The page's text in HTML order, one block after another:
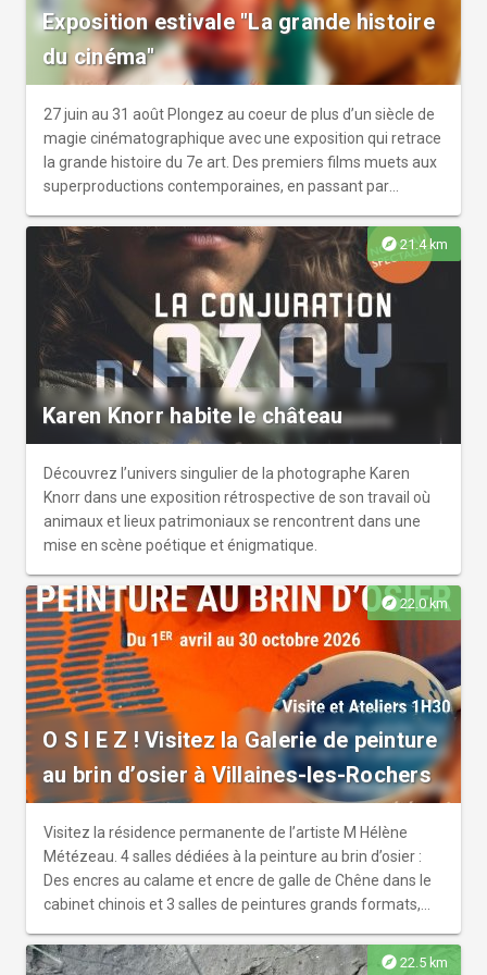
Exposition estivale "La grande histoire
du cinéma"
27 juin au 31 août Plongez au coeur de plus d’un siècle de
magie cinématographique avec une exposition qui retrace
la grande histoire du 7e art. Des premiers films muets aux
superproductions contemporaines, en passant par
révolutions techniques, cette exposition propose un
voyage fascinant à travers les époques et les styles.
Costumes, photographies rares, affiches d’époque,
extraits de films, objets emblématiques et anecdotes de
tournage dévoilent les coulisses d’un art qui n’a cessé de
se réinventer. Le boudoir Brigitte Bardot rendra un
hommage tout particulier à cette actrice légendaire. En
écho, découvrez au moulin, l'exposition photographique
consacrée à l'univers de la mode au cinéma.
explore21.4 km
Karen Knorr habite le château
Découvrez l’univers singulier de la photographe Karen
Knorr dans une exposition rétrospective de son travail où
animaux et lieux patrimoniaux se rencontrent dans une
mise en scène poétique et énigmatique.
explore22.0 km
O S I E Z ! Visitez la Galerie de peinture
au brin d’osier à Villaines-les-Rochers
Visitez la résidence permanente de l’artiste M Hélène
Métézeau. 4 salles dédiées à la peinture au brin d’osier :
Des encres au calame et encre de galle de Chêne dans le
cabinet chinois et 3 salles de peintures grands formats,
privatisée avec l’atelier d’initiation 1h30 - 25 euros Stages
explore 22.5 km